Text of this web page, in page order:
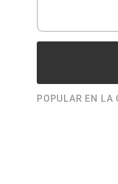
POPULAR EN LA